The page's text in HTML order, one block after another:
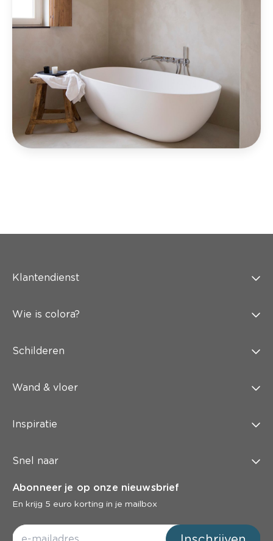
Klantendienst
Wie is colora?
Schilderen
Wand & vloer
Inspiratie
Snel naar
Abonneer je op onze nieuwsbrief
En krijg 5 euro korting in je mailbox